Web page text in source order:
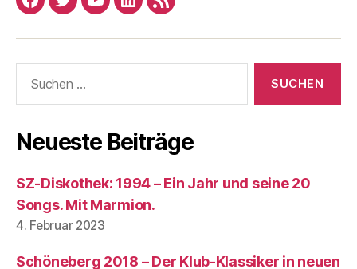
Facebook
TwitterYouTube
LinkedRSS
nach:
Neueste Beiträge
SZ-Diskothek: 1994 – Ein Jahr und seine 20
Songs. Mit Marmion.
4. Februar 2023
Schöneberg 2018 – Der Klub-Klassiker in neuen